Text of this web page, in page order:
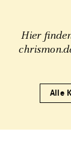
Hier
Alle